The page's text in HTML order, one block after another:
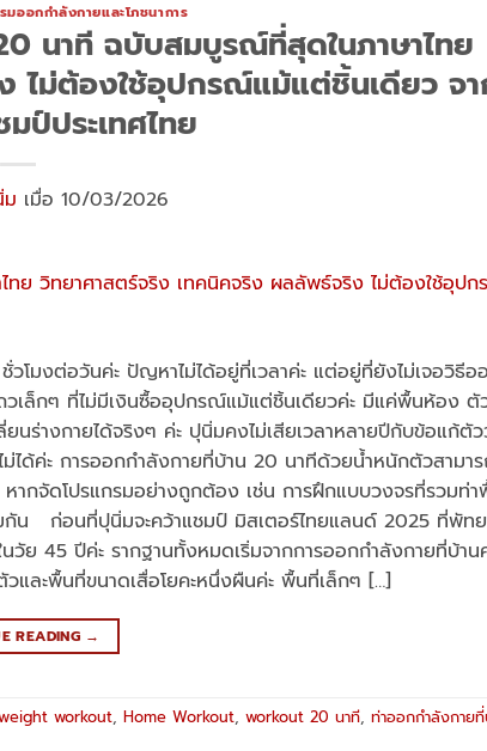
มออกกำลังกายและโภชนาการ
นาที ฉบับสมบูรณ์ที่สุดในภาษาไทย
ไม่ต้องใช้อุปกรณ์แม้แต่ชิ้นเดียว จา
ประเทศไทย
ม เมื่อ 10/03/2026
โมงต่อวันค่ะ ปัญหาไม่ได้อยู่ที่เวลาค่ะ แต่อยู่ที่ยังไม่เจอวิธีอ
เล็กๆ ที่ไม่มีเงินซื้ออุปกรณ์แม้แต่ชิ้นเดียวค่ะ มีแค่พื้นห้อง ตั
ร่างกายได้จริงๆ ค่ะ ปุนิ่มคงไม่เสียเวลาหลายปีกับข้อแก้ตัว
ด้ค่ะ การออกกำลังกายที่บ้าน 20 นาทีด้วยน้ำหนักตัวสามา
ากจัดโปรแกรมอย่างถูกต้อง เช่น การฝึกแบบวงจรที่รวมท่
น ก่อนที่ปุนิ่มจะคว้าแชมป์ มิสเตอร์ไทยแลนด์ 2025 ที่พัท
ย 45 ปีค่ะ รากฐานทั้งหมดเริ่มจากการออกกำลังกายที่บ้าน
และพื้นที่ขนาดเสื่อโยคะหนึ่งผืนค่ะ พื้นที่เล็กๆ […]
READING →
workout, Home Workout, workout 20 นาที, ท่าออกกำลังกาย